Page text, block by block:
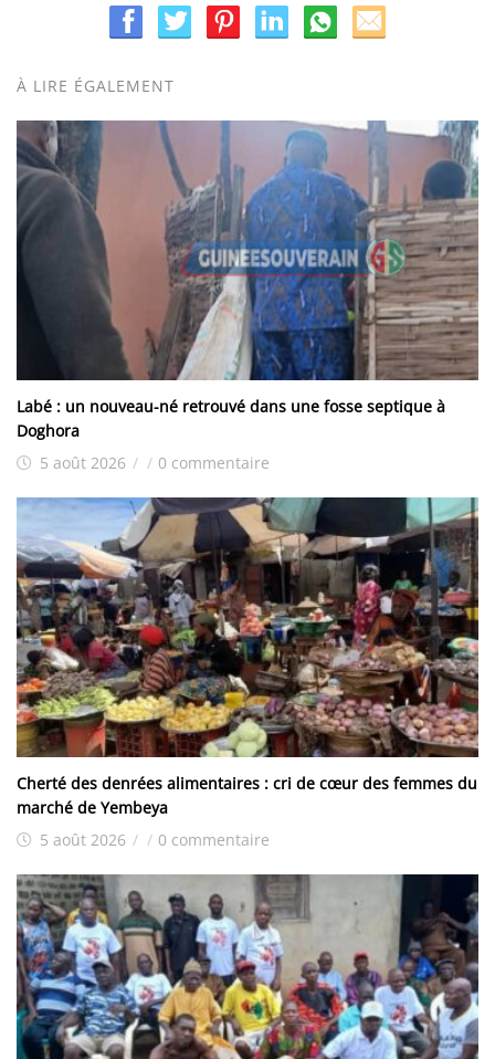
À LIRE ÉGALEMENT
Labé : un nouveau-né retrouvé dans une fosse septique à
Doghora
5 août 2026 / / 0 commentaire
Cherté des denrées alimentaires : cri de cœur des femmes du
marché de Yembeya
5 août 2026 / / 0 commentaire